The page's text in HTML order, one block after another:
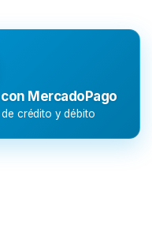
MercadoPago
crédito y débito